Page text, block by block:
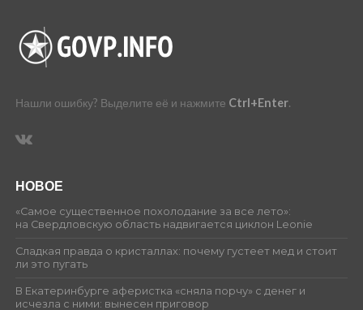
Нашли ошибку? Выделите её и нажмите Ctrl+Enter.
НОВОЕ
«Самое существенное похолодание за все лето»:
на Свердловскую область надвигается циклон Leonie
Сладкая правда о кристаллах: почему густеет мед и стоит
ли это пугать
В Екатеринбурге аферистка «сняла порчу» с денег и
исчезла с ними: вынесен приговор